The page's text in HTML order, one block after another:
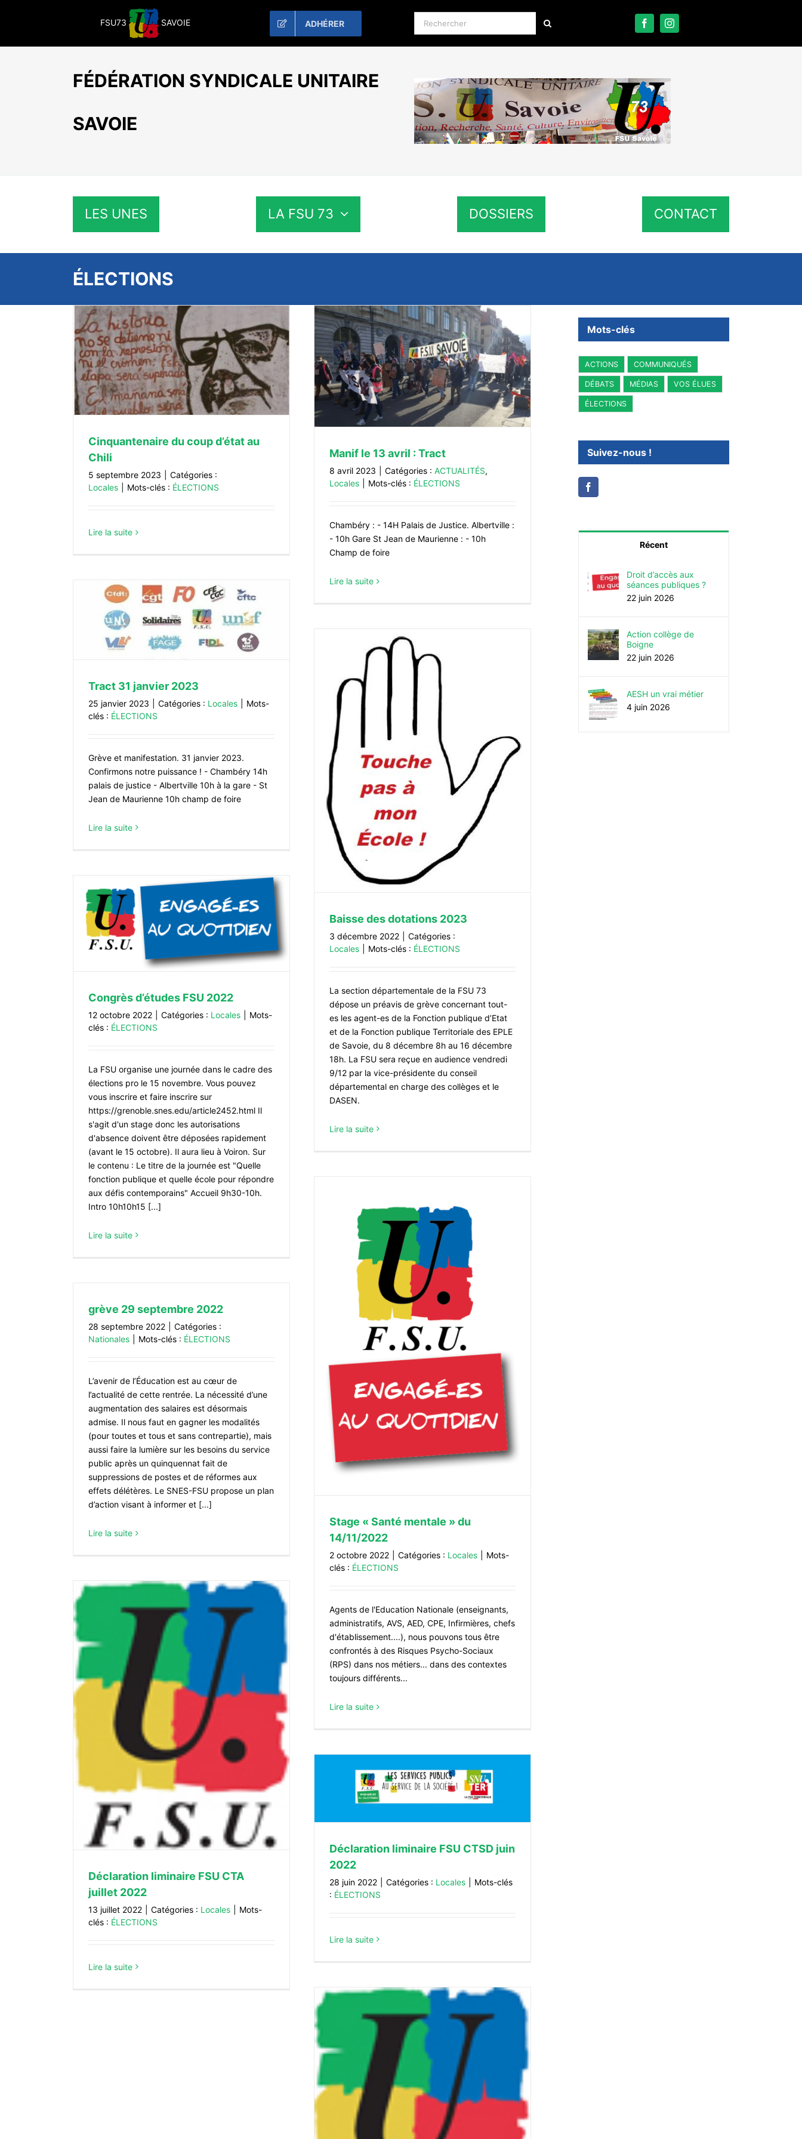
FSU73 SAVOIE ADHÉRER Rechercher:
FÉDÉRATION SYNDICALE UNITAIRE
SAVOIE
LES UNES LA FSU 73 DOSSIERS CONTACT
ÉLECTIONS
Cinquantenaire du coup d’état au
Chili
5 septembre 2023
Catégories :
Locales
Mots-clés : ÉLECTIONS
Lire la suite
Manif le 13 avril : Tract
ACTUALITÉS Locales
Manif le 13 avril : Tract
8 avril 2023 Catégories : ACTUALITÉS,
Locales
Mots-clés : ÉLECTIONS
Chambéry : - 14H Palais de Justice. Albertville :
- 10h Gare St Jean de Maurienne : - 10h
Champ de foire
Lire la suite
Tract 31 janvier 2023
25 janvier 2023 Catégories : Locales
Mots-
clés : ÉLECTIONS
Grève et manifestation. 31 janvier 2023.
Confirmons notre puissance ! - Chambéry 14h
palais de justice - Albertville 10h à la gare - St
Jean de Maurienne 10h champ de foire
Lire la suite
Baisse des dotations 2023
Locales
Baisse des dotations 2023
3 décembre 2022
Catégories :
Locales
Mots-clés : ÉLECTIONS
La section départementale de la FSU 73
dépose un préavis de grève concernant tout-
es les agent-es de la Fonction publique d’Etat
et de la Fonction publique Territoriale des EPLE
de Savoie, du 8 décembre 8h au 16 décembre
18h. La FSU sera reçue en audience vendredi
9/12 par la vice-présidente du conseil
départemental en charge des collèges et le
DASEN.
Lire la suite
Congrès d’études FSU 2022
12 octobre 2022 Catégories : Locales
Mots-
clés : ÉLECTIONS
La FSU organise une journée dans le cadre des
élections pro le 15 novembre. Vous pouvez
vous inscrire et faire inscrire sur
https://grenoble.snes.edu/article2452.html Il
s'agit d'un stage donc les autorisations
d'absence doivent être déposées rapidement
(avant le 15 octobre). Il aura lieu à Voiron. Sur
le contenu : Le titre de la journée est "Quelle
fonction publique et quelle école pour répondre
aux défis contemporains" Accueil 9h30-10h.
Intro 10h10h15 [...]
Lire la suite
Stage « Santé mentale » du 14/11/2022
Stage « Santé mentale » du
14/11/2022
2 octobre 2022 Catégories : Locales
Mots-
clés : ÉLECTIONS
Agents de l'Education Nationale (enseignants,
administratifs, AVS, AED, CPE, Infirmières, chefs
d'établissement....), nous pouvons tous être
confrontés à des Risques Psycho-Sociaux
(RPS) dans nos métiers... dans des contextes
toujours différents...
Lire la suite
grève 29 septembre 2022
28 septembre 2022
Catégories :
Nationales
Mots-clés : ÉLECTIONS
L’avenir de l’Éducation est au cœur de
l’actualité de cette rentrée. La nécessité d’une
augmentation des salaires est désormais
admise. Il nous faut en gagner les modalités
(pour toutes et tous et sans contrepartie), mais
aussi faire la lumière sur les besoins du service
public après un quinquennat fait de
suppressions de postes et de réformes aux
effets délétères. Le SNES-FSU propose un plan
d’action visant à informer et [...]
Lire la suite
Déclaration liminaire FSU CTA
juillet 2022
13 juillet 2022 Catégories : Locales
Mots-
clés : ÉLECTIONS
Lire la suite
Déclaration liminaire FSU CTSD juin 2022
Locales
Déclaration liminaire FSU CTSD juin
2022
28 juin 2022 Catégories : Locales
Mots-clés
: ÉLECTIONS
Lire la suite
Mots-clés
ACTIONS COMMUNIQUÉS
DÉBATS MÉDIAS VOS ÉLUES
ÉLECTIONS
Suivez-nous !
Récent
Droit d’accès aux
séances publiques ?
22 juin 2026
Action collège de
Boigne
22 juin 2026
AESH un vrai métier
4 juin 2026